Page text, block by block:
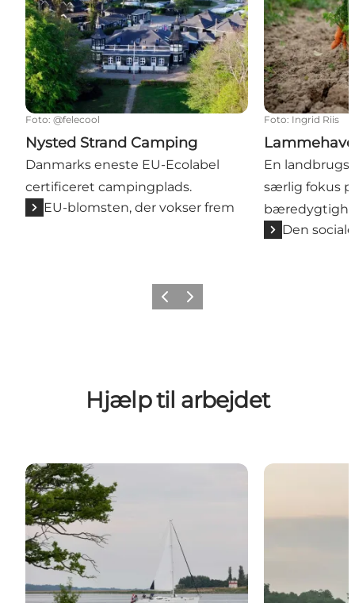
Foto: @felecool
Nysted Strand Camping
Danmarks eneste EU-Ecolabel
certificeret campingplads.
EU-blomsten, der vokser frem
Foto: Ingrid Riis
En
særlig fokus
Den
ForrigeNæste
Hjælp til arbejdet
Miljømærker og certificeringer Brug for